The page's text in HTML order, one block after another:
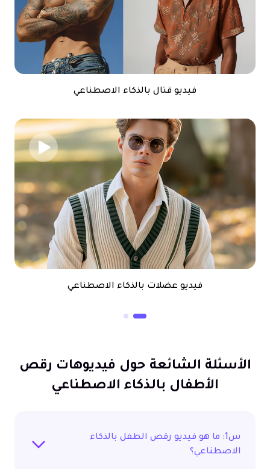
فيديو قتال بالذكاء الاصطناعي
فيديو عضلات بالذكاء الاصطناعي
الأسئلة الشائعة حول فيديوهات رقص
الأطفال بالذكاء الاصطناعي
س1: ما هو فيديو رقص الطفل بالذكاء
الاصطناعي؟